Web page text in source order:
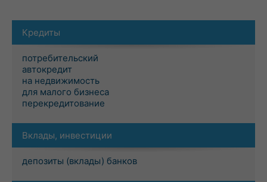
Кредиты
потребительский
автокредит
на недвижимость
для малого бизнеса
перекредитование
Вклады, инвестиции
депозиты (вклады) банков